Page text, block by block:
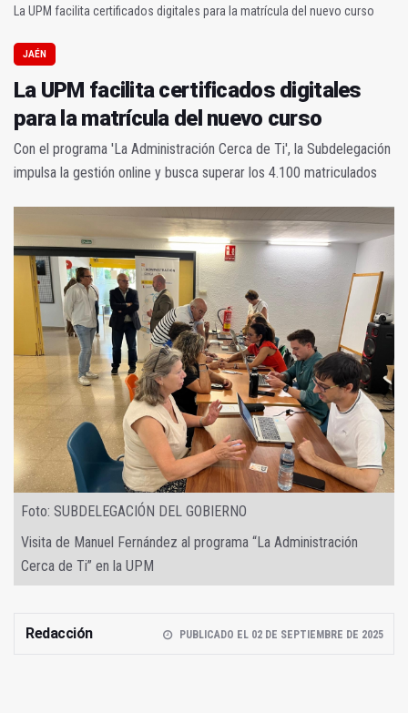
La UPM facilita certificados digitales para la matrícula del nuevo curso
JAÉN
La UPM facilita certificados digitales
para la matrícula del nuevo curso
Con el programa 'La Administración Cerca de Ti', la Subdelegación
impulsa la gestión online y busca superar los 4.100 matriculados
Foto: SUBDELEGACIÓN DEL GOBIERNO
Visita de Manuel Fernández al programa “La Administración
Cerca de Ti” en la UPM
Redacción PUBLICADO EL 02 DE SEPTIEMBRE DE 2025